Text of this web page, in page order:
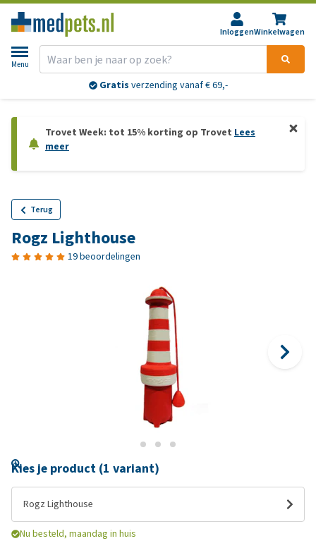
InloggenWinkelwagen
Menu
Gratis verzending vanaf € 69,-
Trovet Week: tot 15% korting op Trovet Lees
meer
Terug
Rogz Lighthouse
19 beoordelingen
Kies je product (1 variant)
Rogz Lighthouse
Nu besteld, maandag in huis